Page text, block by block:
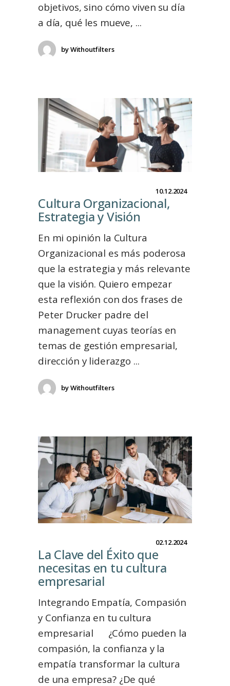
objetivos, sino cómo viven su día
a día, qué les mueve,
byWithoutfilters
10.12.2024
Cultura Organizacional,
Estrategia y Visión
En mi opinión la Cultura
Organizacional es más poderosa
que la estrategia y más relevante
que la visión. Quiero empezar
esta reflexión con dos frases de
Peter Drucker padre del
management cuyas teorías en
temas de gestión empresarial,
dirección y liderazgo
byWithoutfilters
02.12.2024
La Clave del Éxito que
necesitas en tu cultura
empresarial
Integrando Empatía, Compasión
y Confianza en tu cultura
empresarial ¿Cómo pueden la
compasión, la confianza y la
empatía transformar la cultura
de una empresa? ¿De qué